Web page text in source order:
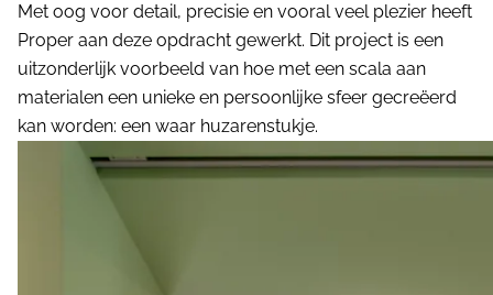
Met oog voor detail, precisie en vooral veel plezier heeft
Proper aan deze opdracht gewerkt. Dit project is een
uitzonderlijk voorbeeld van hoe met een scala aan
materialen een unieke en persoonlijke sfeer gecreëerd
kan worden: een waar huzarenstukje.